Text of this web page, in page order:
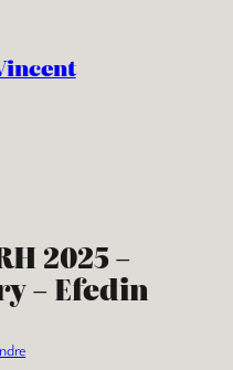
2025 –
– Efedin